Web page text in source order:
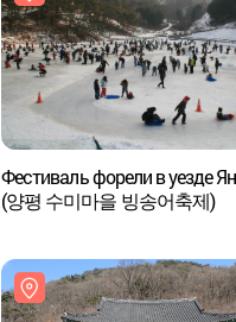
Фестиваль форели в уезде
(양평 수미마을 빙송어축제)